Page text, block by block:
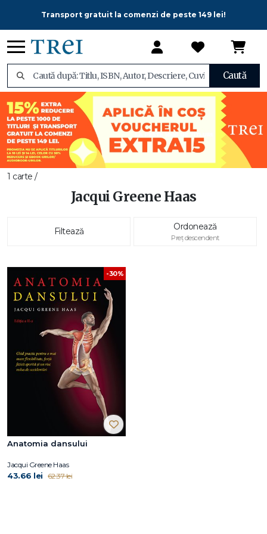
Transport gratuit la comenzi de peste 149 lei!
Caută
1 carte /
Jacqui Greene Haas
Filtează Ordonează
Preț descendent
-30%
Anatomia dansului
Jacqui Greene Haas
43.66 lei 62.37 lei